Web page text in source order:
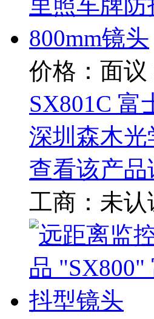
价格：面议
SX801C 富
深圳森木
查看该产品
工商： 未认